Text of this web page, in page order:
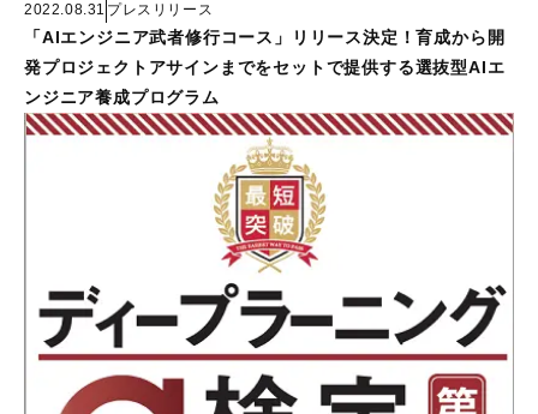
2022.08.31 プレスリリース
「AIエンジニア武者修行コース」リリース決定！育成から開
発プロジェクトアサインまでをセットで提供する選抜型AIエ
ンジニア養成プログラム